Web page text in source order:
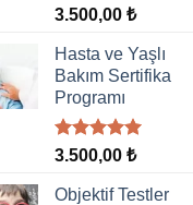
5 üzerinden
oy
aldı
3.500,00 ₺
Hasta ve Yaşlı
Bakım Sertifika
Programı
5 üzerinden
oy
aldı
3.500,00 ₺
Objektif Testler